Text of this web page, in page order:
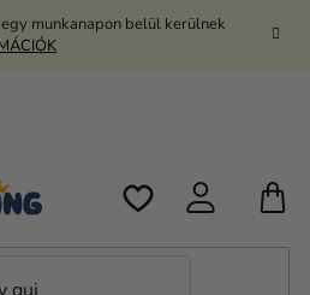
munkanapon belül kerülnek